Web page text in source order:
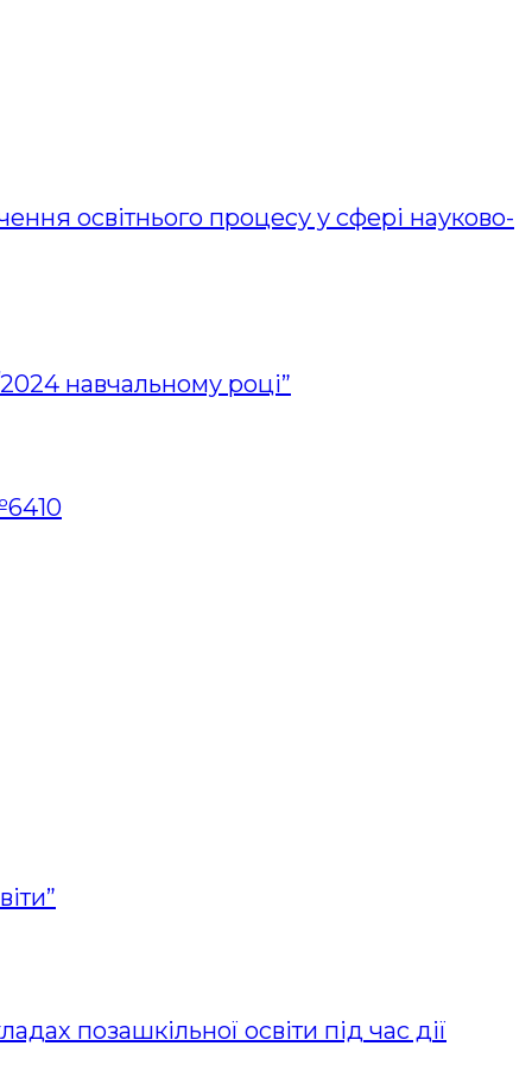
освітнього процесу у сфері науково-
навчальному році”
позашкільної освіти під час дії